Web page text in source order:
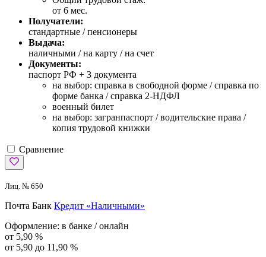
от 6 мес.
Получатели:
стандартные / пенсионеры
Выдача:
наличными / на карту / на счет
Документы:
паспорт РФ + 3 документа
на выбор: справка в свободной форме / справка по
форме банка / справка 2-НДФЛ
военный билет
на выбор: загранпаспорт / водительские права /
копия трудовой книжки
Сравнение
Лиц. № 650
Почта Банк Кредит «Наличными»
Оформление: в банке / онлайн
от 5,90 %
от 5,90 до 11,90 %